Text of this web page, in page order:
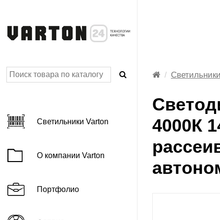
Светильники Varton
О компании Varton
Портфолио
BASIC категория
C серия IP54
E-серия 3.0 для классов
профессиональная
4000К